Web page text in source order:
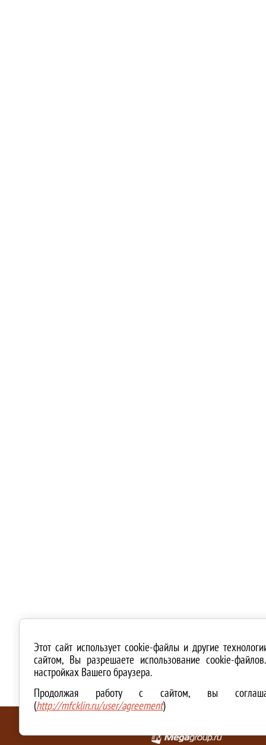
Этот сайт использует cookie-файлы и другие
сайтом, Вы разрешаете использование cookie-
настройках Вашего браузера.
Продолжая работу с сайтом, вы
(http://mfcklin.ru/user/agreement)